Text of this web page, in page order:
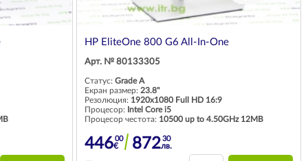
HP EliteOne 800 G6 All-In-One
Арт. № 80133305
Статус: Grade A
Екран размер: 23.8"
Резолюция: 1920x1080 Full HD 16:9
Процесор: Intel Core i5
Процесор честота: 10500 up to 4.50GHz 12MB
44600
€ 87230
лв.